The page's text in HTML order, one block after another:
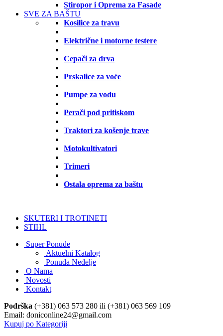
Stiropor i Oprema za Fasade
SVE ZA BAŠTU
Kosilice za travu
Električne i motorne testere
Cepači za drva
Prskalice za voće
Pumpe za vodu
Perači pod pritiskom
Traktori za košenje trave
Motokultivatori
Trimeri
Ostala oprema za baštu
SKUTERI I TROTINETI
STIHL
Super Ponude
Aktuelni Katalog
Ponuda Nedelje
O Nama
Novosti
Kontakt
Podrška (+381) 063 573 280 ili (+381) 063 569 109
Email: doniconline24@gmail.com
Kupuj po Kategoriji